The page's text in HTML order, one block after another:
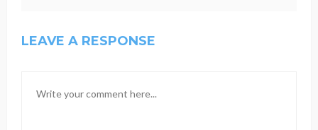
LEAVE A RESPONSE